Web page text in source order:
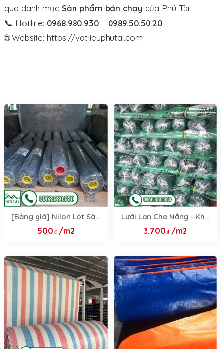
qua danh mục Sản phẩm bán chạy của Phú Tài!
📞 Hotline: 0968.980.930 – 0989.50.50.20
🌐 Website: https://vatlieuphutai.com
[Bảng giá] Nilon Lót Sàn
- Nilon Trải Sàn Đổ Bê
Tông 2026
500 /m2
Lưới Lan Che Nắng - Khổ
2m, 3m, 4m Chính Hãng,
Độ Bền Cao, Giá Rẻ Nhất
3.700 /m2